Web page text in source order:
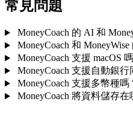
常見問題
MoneyCoach 的 AI 和
MoneyCoach 和
MoneyCoach 支援 macOS
MoneyCoach 支援自動銀行
MoneyCoach 支援多幣種嗎
MoneyCoach 將資料儲存在